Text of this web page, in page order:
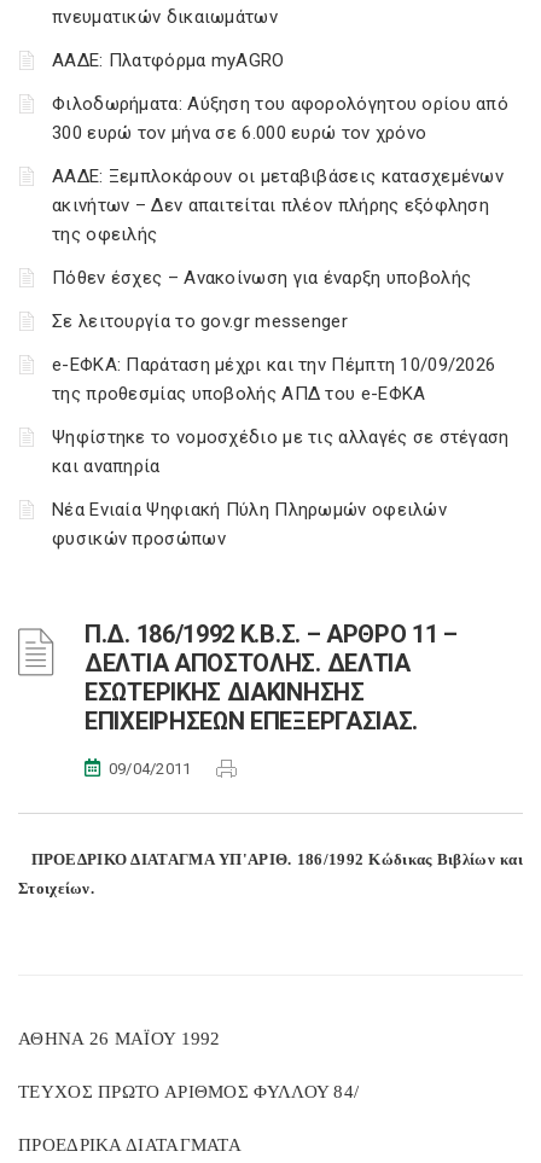
πνευματικών δικαιωμάτων
ΑΑΔΕ: Πλατφόρμα myAGRO
Φιλοδωρήματα: Αύξηση του αφορολόγητου ορίου από
300 ευρώ τον μήνα σε 6.000 ευρώ τον χρόνο
ΑΑΔΕ: Ξεμπλοκάρουν οι μεταβιβάσεις κατασχεμένων
ακινήτων – Δεν απαιτείται πλέον πλήρης εξόφληση
της οφειλής
Πόθεν έσχες – Ανακοίνωση για έναρξη υποβολής
Σε λειτουργία το gov.gr messenger
e-ΕΦΚΑ: Παράταση μέχρι και την Πέμπτη 10/09/2026
της προθεσμίας υποβολής ΑΠΔ του e-ΕΦΚΑ
Ψηφίστηκε το νομοσχέδιο με τις αλλαγές σε στέγαση
και αναπηρία
Νέα Ενιαία Ψηφιακή Πύλη Πληρωμών οφειλών
φυσικών προσώπων
Π.Δ. 186/1992 Κ.Β.Σ. – ΑΡΘΡΟ 11 –
ΔΕΛΤΙΑ ΑΠΟΣΤΟΛΗΣ. ΔΕΛΤΙΑ
ΕΣΩΤΕΡΙΚΗΣ ΔΙΑΚΙΝΗΣΗΣ
ΕΠΙΧΕΙΡΗΣΕΩΝ ΕΠΕΞΕΡΓΑΣΙΑΣ.
09/04/2011
ΠΡΟΕΔΡΙΚΟ ΔΙΑΤΑΓΜΑ ΥΠ'ΑΡΙΘ. 186/1992 Κώδικας Βιβλίων και
Στοιχείων.
ΑΘΗΝΑ 26 ΜΑΪΟΥ 1992
ΤΕΥΧΟΣ ΠΡΩΤΟ ΑΡΙΘΜΟΣ ΦΥΛΛΟΥ 84/
ΠΡΟΕΔΡΙΚΑ ΔΙΑΤΑΓΜΑΤΑ